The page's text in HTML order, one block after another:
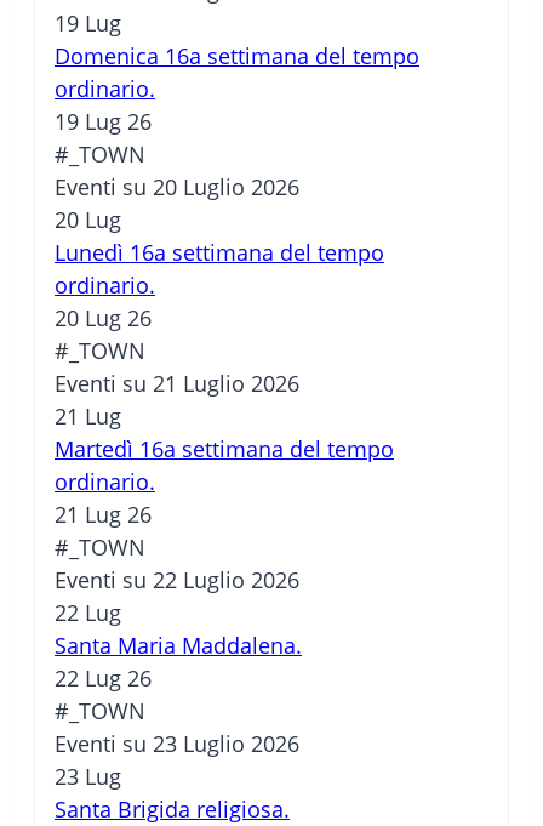
19 Lug
Domenica 16a settimana del tempo
ordinario.
19 Lug 26
#_TOWN
Eventi su 20 Luglio 2026
20 Lug
Lunedì 16a settimana del tempo
ordinario.
20 Lug 26
#_TOWN
Eventi su 21 Luglio 2026
21 Lug
Martedì 16a settimana del tempo
ordinario.
21 Lug 26
#_TOWN
Eventi su 22 Luglio 2026
22 Lug
Santa Maria Maddalena.
22 Lug 26
#_TOWN
Eventi su 23 Luglio 2026
23 Lug
Santa Brigida religiosa.